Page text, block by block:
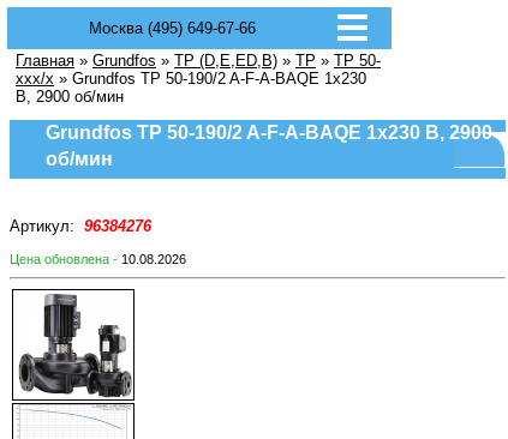
Москва (495) 649-67-66
Главная » Grundfos » TP (D,E,ED,B) » TP » TP 50-
xxx/x » Grundfos TP 50-190/2 A-F-A-BAQE 1x230
В, 2900 об/мин
Grundfos TP 50-190/2 A-F-A-BAQE 1x230 В, 2900
об/мин
Артикул: 96384276
Цена обновлена - 10.08.2026